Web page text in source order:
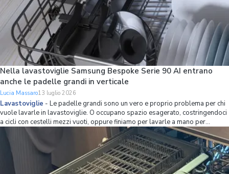
Nella lavastoviglie Samsung Bespoke Serie 90 AI entrano
anche le padelle grandi in verticale
Lucia Massaro13 luglio 2026
Lavastoviglie - Le padelle grandi sono un vero e proprio problema per chi
vuole lavarle in lavastoviglie. O occupano spazio esagerato, costringendoci
a cicli con cestelli mezzi vuoti, oppure finiamo per lavarle a mano per
mettere più stoviglie possibile in lavastoviglie. Se non volete avere più
questo problema,